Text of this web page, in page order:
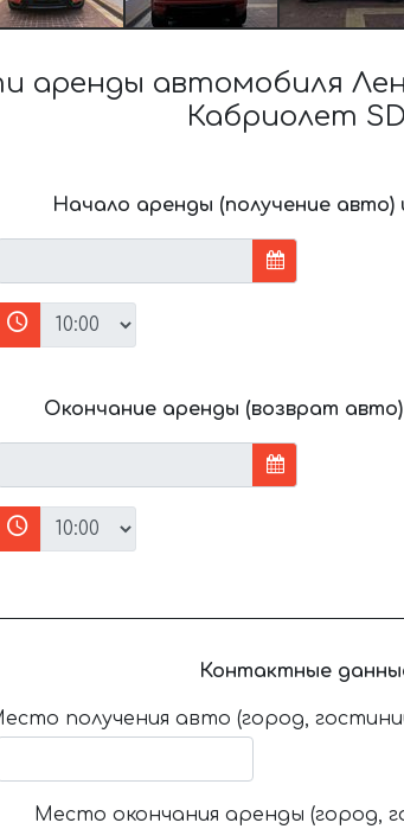
аренды автомобиля
Кабриолет
Начало аренды (получение
Окончание аренды (возврат
Контактные
получения авто (город,
Место окончания аренды (город,